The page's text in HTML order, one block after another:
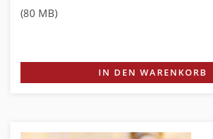
(80 MB)
IN DEN WARENKORB